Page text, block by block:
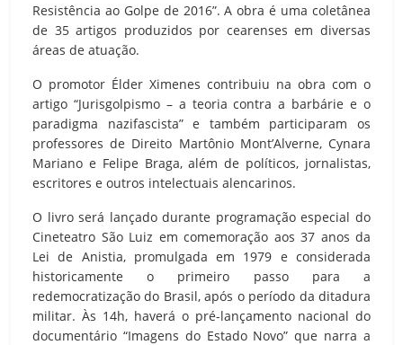
Resistência ao Golpe de 2016”. A obra é uma coletânea
de 35 artigos produzidos por cearenses em diversas
áreas de atuação.
O promotor Élder Ximenes contribuiu na obra com o
artigo “Jurisgolpismo – a teoria contra a barbárie e o
paradigma nazifascista” e também participaram os
professores de Direito Martônio Mont’Alverne, Cynara
Mariano e Felipe Braga, além de políticos, jornalistas,
escritores e outros intelectuais alencarinos.
O livro será lançado durante programação especial do
Cineteatro São Luiz em comemoração aos 37 anos da
Lei de Anistia, promulgada em 1979 e considerada
historicamente o primeiro passo para a
redemocratização do Brasil, após o período da ditadura
militar. Às 14h, haverá o pré-lançamento nacional do
documentário “Imagens do Estado Novo” que narra a